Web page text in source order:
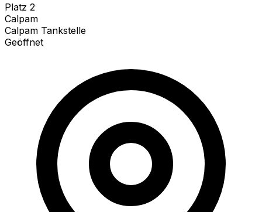
Platz 2
Calpam
Calpam Tankstelle
Geöffnet